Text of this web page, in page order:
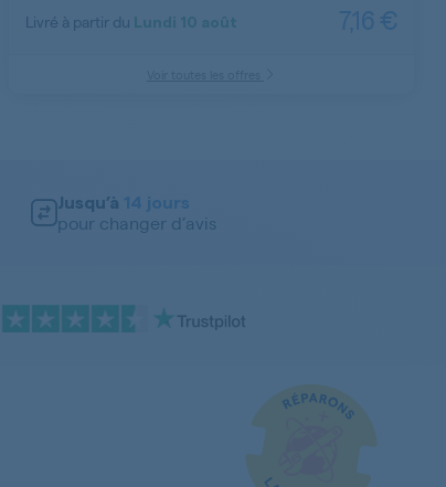
7,16 €
Livré à partir du Lundi 10 août
Jusqu’à 14 jours
pour changer d’avis